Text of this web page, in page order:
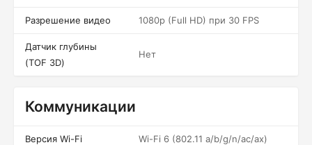
Разрешение видео 1080p (Full HD) при 30 FPS
Датчик глубины
(TOF 3D)
Нет
Коммуникации
Версия Wi-Fi Wi-Fi 6 (802.11 a/b/g/n/ac/ax)